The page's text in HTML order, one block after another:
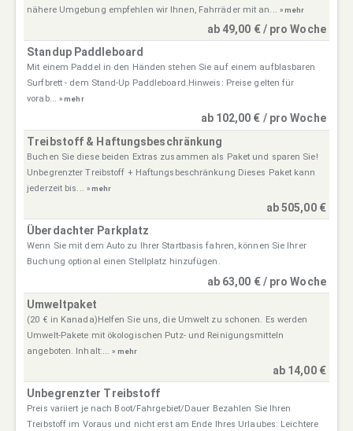
nähere Umgebung empfehlen wir Ihnen, Fahrräder mit an... » mehr
ab 49,00 € / pro Woche
Standup Paddleboard
Mit einem Paddel in den Händen stehen Sie auf einem aufblasbaren
Surfbrett - dem Stand-Up Paddleboard.Hinweis: Preise gelten für
vorab...» mehr
ab 102,00 € / pro Woche
Treibstoff & Haftungsbeschränkung
Buchen Sie diese beiden Extras zusammen als Paket und sparen Sie!
Unbegrenzter Treibstoff + Haftungsbeschränkung Dieses Paket kann
jederzeit bis... » mehr
ab 505,00 €
Überdachter Parkplatz
Wenn Sie mit dem Auto zu Ihrer Startbasis fahren, können Sie Ihrer
Buchung optional einen Stellplatz hinzufügen.
ab 63,00 € / pro Woche
Umweltpaket
(20 € in Kanada)Helfen Sie uns, die Umwelt zu schonen. Es werden
Umwelt-Pakete mit ökologischen Putz- und Reinigungsmitteln
angeboten. Inhalt:...» mehr
ab 14,00 €
Unbegrenzter Treibstoff
Preis variiert je nach Boot/Fahrgebiet/Dauer Bezahlen Sie Ihren
Treibstoff im Voraus und nicht erst am Ende Ihres Urlaubes: Leichtere